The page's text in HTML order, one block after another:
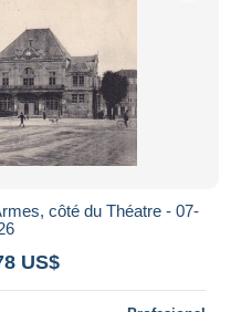
côté du Théatre - 07-
US$